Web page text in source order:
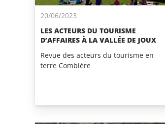
20/06/2023
LES ACTEURS DU TOURISME
D’AFFAIRES À LA VALLÉE DE JOUX
Revue des acteurs du tourisme en
terre Combière